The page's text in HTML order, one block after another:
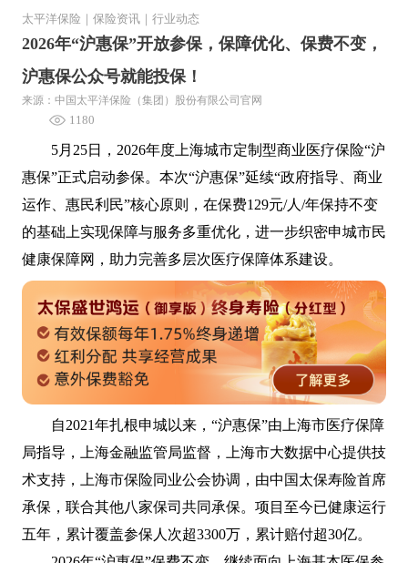
太平洋保险 保险资讯 行业动态
2026年“沪惠保”开放参保，保障优化、保费不变，
沪惠保公众号就能投保！
来源：中国太平洋保险（集团）股份有限公司官网
1180
5月25日，2026年度上海城市定制型商业医疗保险“沪
惠保”正式启动参保。本次“沪惠保”延续“政府指导、商业
运作、惠民利民”核心原则，在保费129元/人/年保持不变
的基础上实现保障与服务多重优化，进一步织密申城市民
健康保障网，助力完善多层次医疗保障体系建设。
自2021年扎根申城以来，“沪惠保”由上海市医疗保障
局指导，上海金融监管局监督，上海市大数据中心提供技
术支持，上海市保险同业公会协调，由中国太保寿险首席
承保，联合其他八家保司共同承保。项目至今已健康运行
五年，累计覆盖参保人次超3300万，累计赔付超30亿。